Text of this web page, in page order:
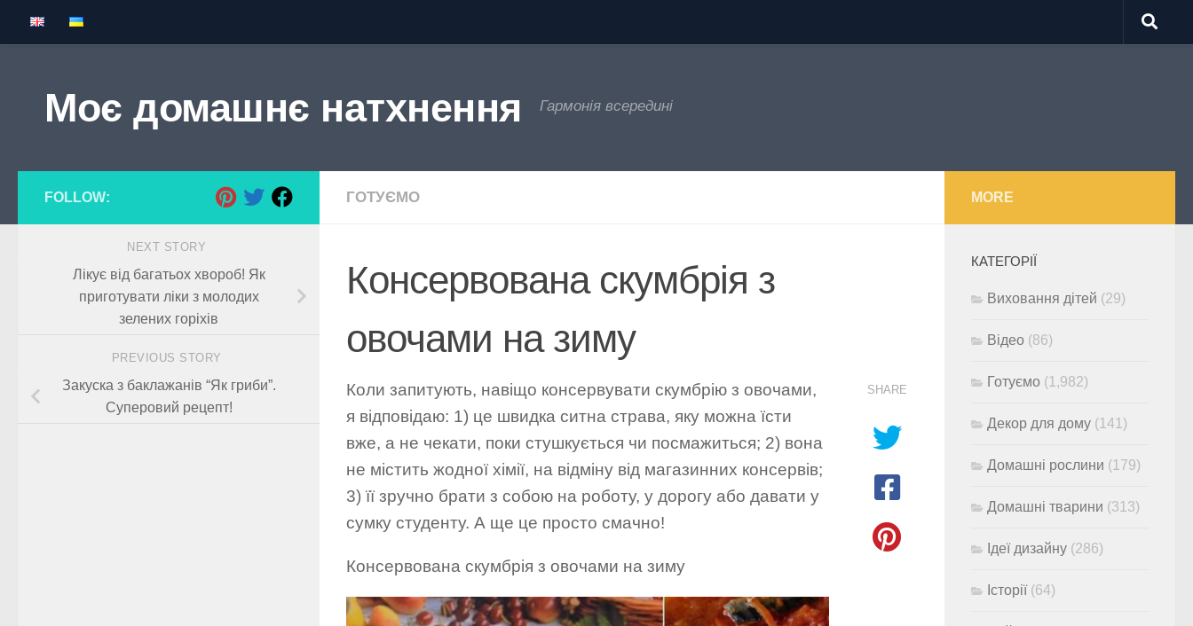
Skip to content
Моє домашнє натхнення Гармонія всередині
ГОТУЄМО
Консервована скумбрія з
овочами на зиму
Коли запитують, навіщо консервувати скумбрію з овочами,
я відповідаю: 1) це швидка ситна страва, яку можна їсти
вже, а не чекати, поки стушкується чи посмажиться; 2) вона
не містить жодної хімії, на відміну від магазинних консервів;
3) її зручно брати з собою на роботу, у дорогу або давати у
сумку студенту. А ще це просто смачно!
Консервована скумбрія з овочами на зиму
SHARE
FOLLOW:
NEXT STORY
Лікує від багатьох хвороб! Як
приготувати ліки з молодих
зелених горіхів
PREVIOUS STORY
Закуска з баклажанів “Як гриби”.
Суперовий рецепт!
MORE
КАТЕГОРІЇ
Виховання дітей (29)
Відео (86)
Готуємо (1,982)
Декор для дому (141)
Домашні рослини (179)
Домашні тварини (313)
Ідеї дизайну (286)
Історії(64)